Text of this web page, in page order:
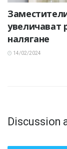
увеличават
налягане
14/02/2024
Discussion